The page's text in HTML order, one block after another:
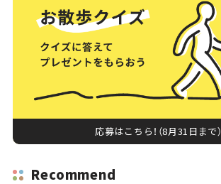
応募はこちら！（8月31日まで）
Recommend